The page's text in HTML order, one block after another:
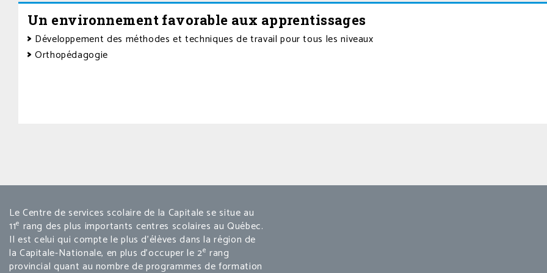
Un environnement favorable aux apprentissages
Développement des méthodes et techniques de travail pour tous les niveaux
Orthopédagogie
Le Centre de services scolaire de la Capitale se situe au
11e rang des plus importants centres scolaires au Québec.
Il est celui qui compte le plus d’élèves dans la région de
la Capitale-Nationale, en plus d’occuper le 2e rang
provincial quant au nombre de programmes de formation